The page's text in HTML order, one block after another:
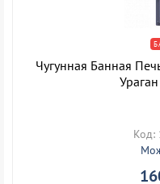
Чугунная Банная
Код: